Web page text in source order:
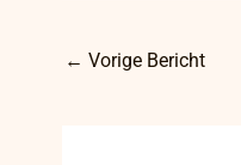
← Vorige Bericht